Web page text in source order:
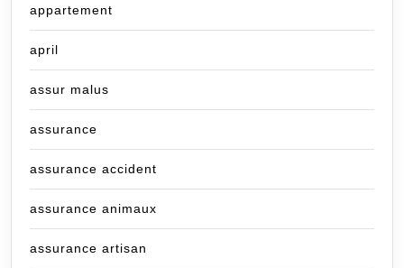
appartement
april
assur malus
assurance
assurance accident
assurance animaux
assurance artisan